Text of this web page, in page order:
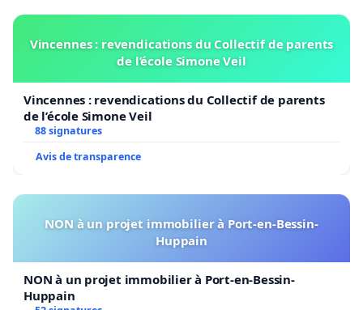
Vincennes : revendications du Collectif de parents
de l’école Simone Veil
Vincennes : revendications du Collectif de parents
de l’école Simone Veil
88 signatures
Avis de transparence
NON à un projet immobilier à Port-en-Bessin-
Huppain
NON à un projet immobilier à Port-en-Bessin-
Huppain